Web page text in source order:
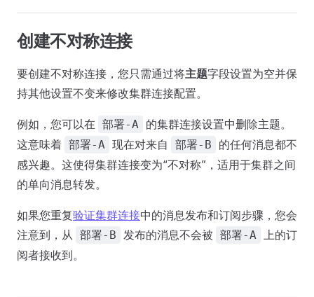
创建不对称连接
要创建不对称连接，您只需通过将主题字段设置为空并保
持其他设置不变来修改集群连接配置。
例如，您可以在 部署-A 的集群连接设置中删除主题。
这意味着 部署-A 现在对来自 部署-B
的任何消息都不
感兴趣。这使得集群连接变为“不对称”，适用于集群之间
的单向消息转发。
如果您重复验证集群连接中的消息发布和订阅步骤，您会
注意到，从 部署-B 发布的消息不会被 部署-A 上的订
阅者接收到。